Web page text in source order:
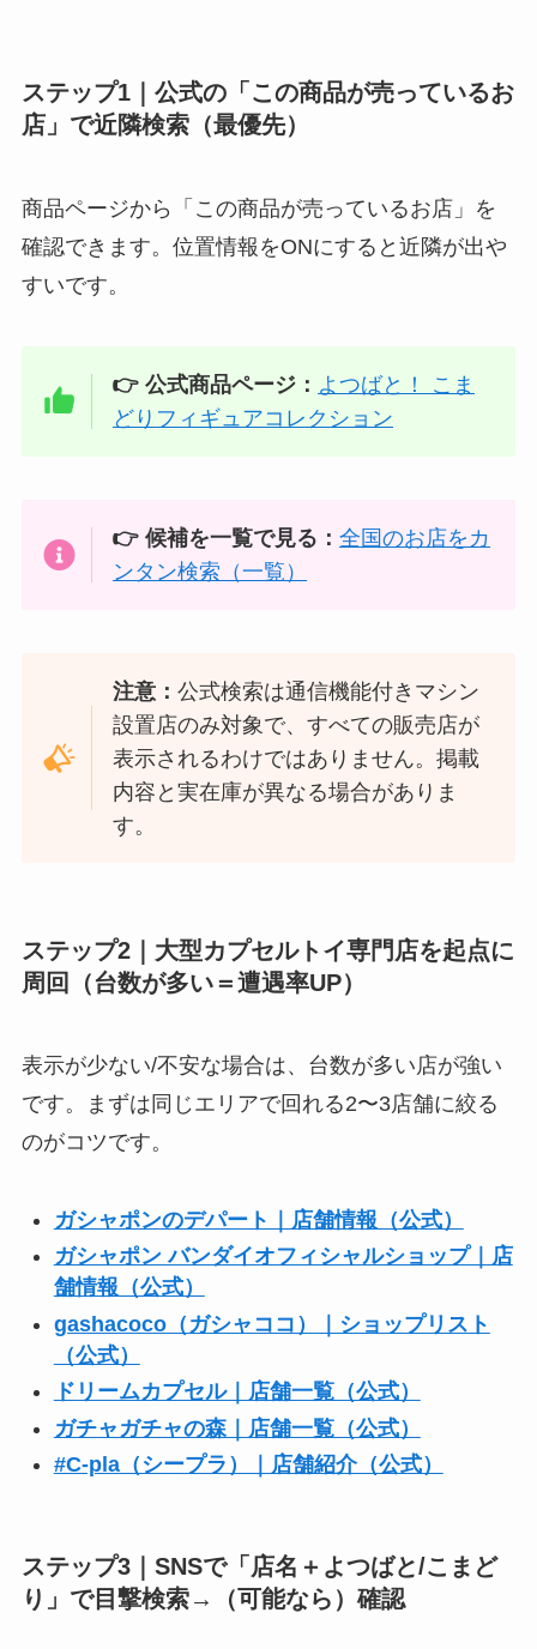
ステップ1｜公式の「この商品が売っているお
店」で近隣検索（最優先）
商品ページから「この商品が売っているお店」を
確認できます。位置情報をONにすると近隣が出や
すいです。
👉 公式商品ページ： よつばと！ こま
どりフィギュアコレクション
👉 候補を一覧で見る：全国のお店をカ
ンタン検索（一覧）
注意：公式検索は通信機能付きマシン
設置店のみ対象で、すべての販売店が
表示されるわけではありません。掲載
内容と実在庫が異なる場合がありま
す。
ステップ2｜大型カプセルトイ専門店を起点に
周回（台数が多い＝遭遇率UP）
表示が少ない/不安な場合は、台数が多い店が強い
です。まずは同じエリアで回れる2〜3店舗に絞る
のがコツです。
ガシャポンのデパート｜店舗情報（公式）
ガシャポン バンダイオフィシャルショップ｜店
舗情報（公式）
gashacoco（ガシャココ）｜ショップリスト
（公式）
ドリームカプセル｜店舗一覧（公式）
ガチャガチャの森｜店舗一覧（公式）
#C-pla（シープラ）｜店舗紹介（公式）
ステップ3｜SNSで「店名＋よつばと/こまど
り」で目撃検索→（可能なら）確認